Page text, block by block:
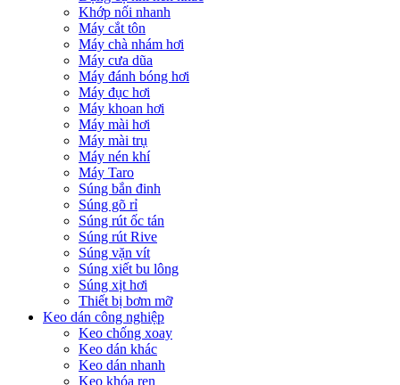
Khớp nối nhanh
Máy cắt tôn
Máy chà nhám hơi
Máy cưa dũa
Máy đánh bóng hơi
Máy đục hơi
Máy khoan hơi
Máy mài hơi
Máy mài trụ
Máy nén khí
Máy Taro
Súng bắn đinh
Súng gõ rỉ
Súng rút ốc tán
Súng rút Rive
Súng vặn vít
Súng xiết bu lông
Súng xịt hơi
Thiết bị bơm mỡ
Keo dán công nghiệp
Keo chống xoay
Keo dán khác
Keo dán nhanh
Keo khóa ren